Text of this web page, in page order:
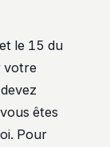
le 15 du
votre
êtes
Pour